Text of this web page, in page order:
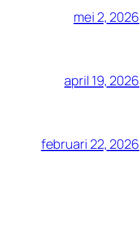
mei 2, 2026
april 19, 2026
februari 22, 2026